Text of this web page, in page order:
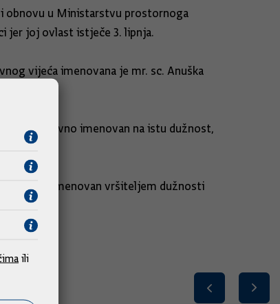
obnovu u Ministarstvu prostornoga
jer joj ovlast istječe 3. lipnja.
vijeća imenovana je mr. sc. Anuška
te je ponovno imenovan na istu dužnost,
te je imenovan vršiteljem dužnosti
ili